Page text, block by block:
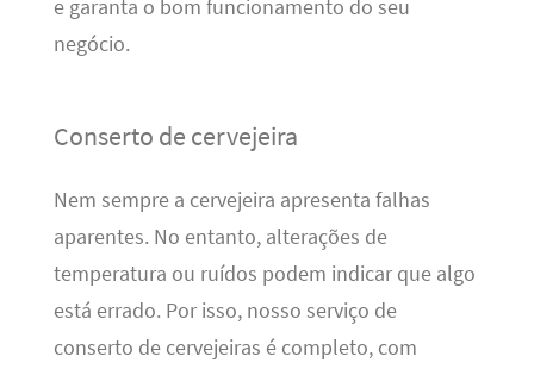
e garanta o bom funcionamento do seu
negócio.
Conserto de cervejeira
Nem sempre a cervejeira apresenta falhas
aparentes. No entanto, alterações de
temperatura ou ruídos podem indicar que algo
está errado. Por isso, nosso serviço de
conserto de cervejeiras é completo, com